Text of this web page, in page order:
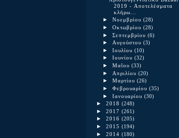
2019 - Αποτελέσματα
κλήρω...
► Νοεμβρίου (28)
► Οκτωβρίου (28)
► Σεπτεμβρίου (6)
► Αυγούστου (3)
► Ιουλίου (10)
► Ιουνίου (32)
► Μαΐου (33)
► Απριλίου (20)
► Μαρτίου (26)
► Φεβρουαρίου (35)
► Ιανουαρίου (30)
► 2018 (248)
► 2017 (261)
► 2016 (205)
► 2015 (194)
► 2014 (180)